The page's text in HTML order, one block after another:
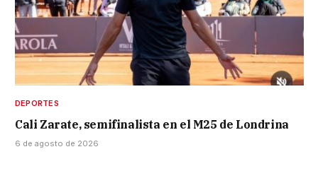
DEPORTES
Cali Zarate, semifinalista en el M25 de Londrina
6 de agosto de 2026